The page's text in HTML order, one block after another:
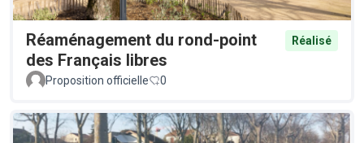
Réaménagement du rond-point
des Français libres
Réalisé
Proposition officielle 0